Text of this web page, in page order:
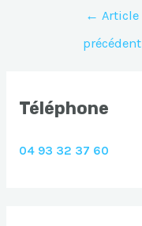
Navigation
l’article
← Article
précédent
Téléphone
04 93 32 37 60